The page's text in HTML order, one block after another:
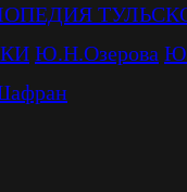
Ю.Н.Озерова